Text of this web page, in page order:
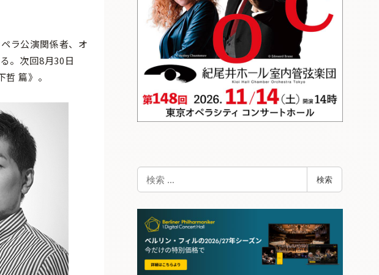
ラ公演関係者、オ
。次回8月30日
篇》。
検
索
検索